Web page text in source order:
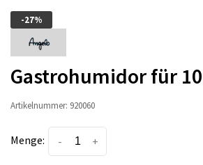
-27%
Gastrohumidor für
Artikelnummer: 920060
Menge: +
-